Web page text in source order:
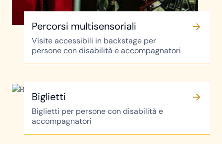
Percorsi multisensoriali
Visite accessibili in backstage per
persone con disabilità e accompagnatori
Biglietti
Biglietti per persone con disabilità e
accompagnatori